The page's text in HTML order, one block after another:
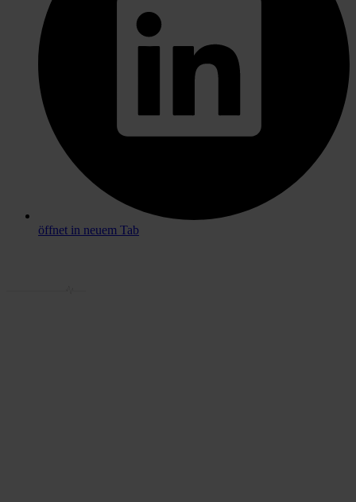
öffnet in neuem Tab